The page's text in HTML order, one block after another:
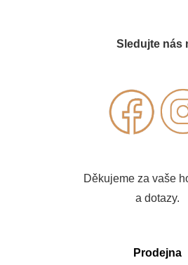
Sledujte nás
Děkujeme za vaše
a dotazy.
Prodejna